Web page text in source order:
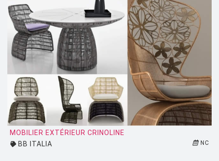
PUNT MOBLES
QUARTZ DESIGN
QUARTZ MOBILIER CONTEMPORAIN
RIVA
SAMMODE
SELETTI
SENTOU
MOBILIER EXTÉRIEUR CRINOLINE
BB ITALIA
NC